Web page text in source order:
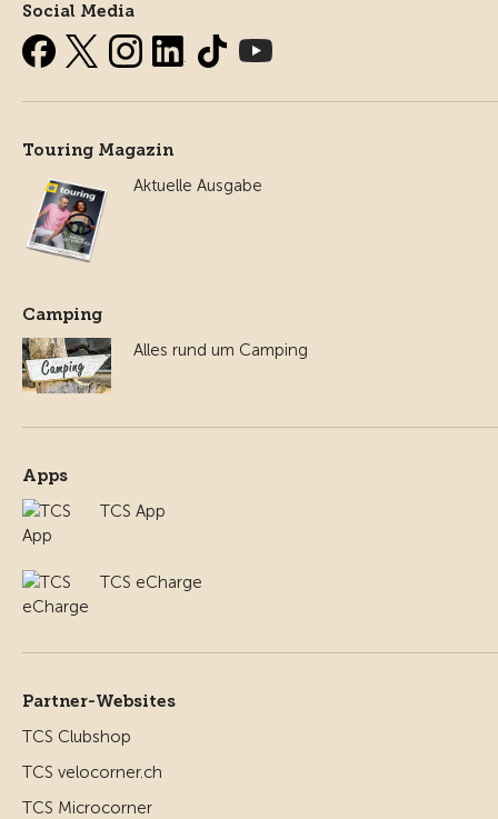
Social Media
Touring Magazin
Aktuelle Ausgabe
Camping
Alles rund um Camping
Apps
TCS App
TCS eCharge
Partner-Websites
TCS Clubshop
TCS velocorner.ch
TCS Microcorner